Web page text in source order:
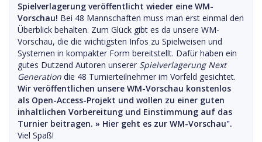
Spielverlagerung veröffentlicht wieder eine WM-
Vorschau! Bei 48 Mannschaften muss man erst einmal den
Überblick behalten. Zum Glück gibt es da unsere WM-
Vorschau, die die wichtigsten Infos zu Spielweisen und
Systemen in kompakter Form bereitstellt. Dafür haben ein
gutes Dutzend Autoren unserer Spielverlagerung Next
Generation die 48 Turnierteilnehmer im Vorfeld gesichtet.
Wir veröffentlichen unsere WM-Vorschau konstenlos
als Open-Access-Projekt und wollen zu einer guten
inhaltlichen Vorbereitung und Einstimmung auf das
Turnier beitragen. » Hier geht es zur WM-Vorschau".
Viel Spaß!